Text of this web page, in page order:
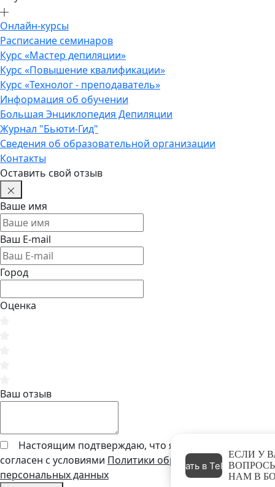
Онлайн-курсы
Расписание семинаров
Курс «Мастер депиляции»
Курс «Повышение квалификации»
Курс «Технолог - преподаватель»
Информация об обучении
Большая Энциклопедия Депиляции
Журнал "Бьюти-Гид"
Сведения об образовательной организации
Контакты
Оставить свой отзыв
Ваше имя
Ваш E-mail
Город
Оценка
Ваш отзыв
Настоящим подтверждаю, что я ознакомлен и
согласен с условиями Политики обработки
персональных данных
ЕСЛИ У ВАС ЕСТЬ
ВОПРОСЫ, НАПИШИТЕ
Написать в Telegram